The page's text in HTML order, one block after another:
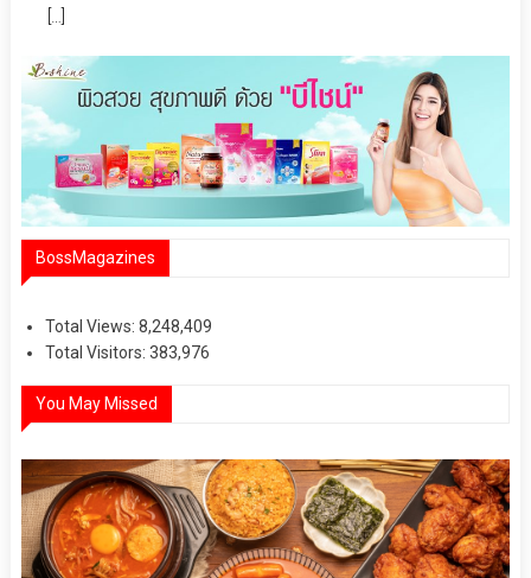
[…]
BossMagazines
Total Views: 8,248,409
Total Visitors: 383,976
You May Missed